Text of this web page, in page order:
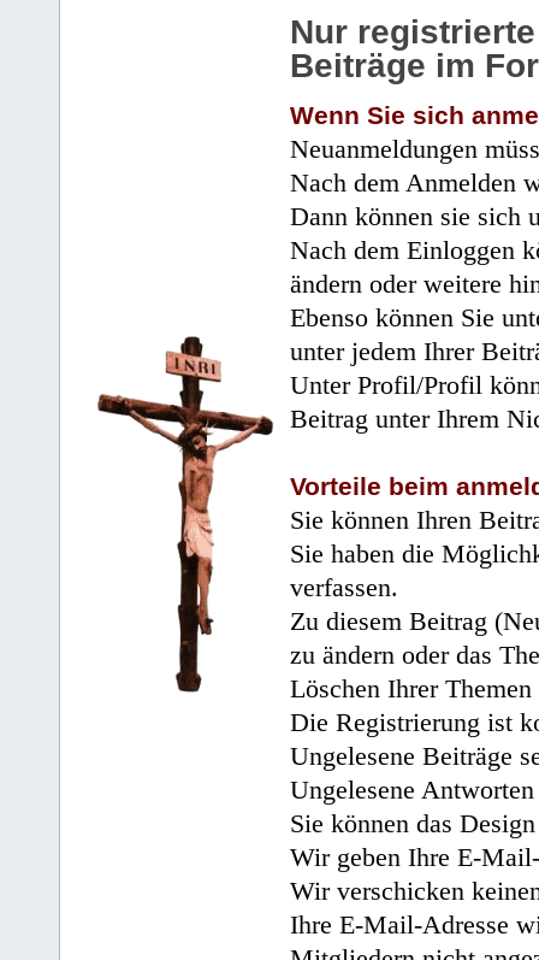
Nur
Beiträge im
Wenn Sie sich
Neuanmeldungen
Nach dem Anmelden
Dann können sie sich
Nach dem Einloggen
ändern oder weitere
Ebenso können Sie
unter jedem Ihrer
Unter Profil/Profil
Beitrag unter Ihrem
Vorteile beim
Sie können Ihren
Sie haben die
verfassen.
Zu diesem Beitrag
zu ändern oder das
Löschen Ihrer
Die Registrierung ist
Ungelesene Beiträge
Ungelesene
Sie können das
Wir geben Ihre E-
Wir verschicken
Ihre E-Mail-Adresse